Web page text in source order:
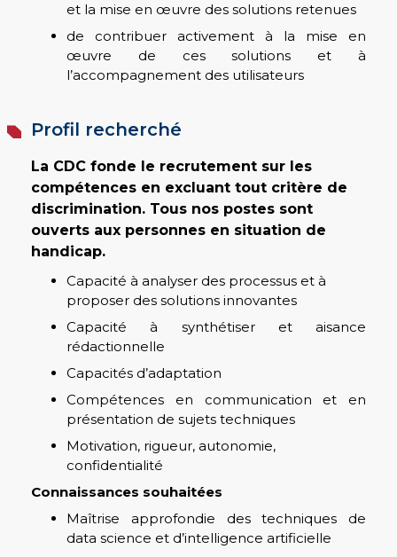
et la mise en œuvre des solutions retenues
de contribuer activement à la mise en
œuvre de ces solutions et à
l’accompagnement des utilisateurs
Profil recherché
La CDC fonde le recrutement sur les
compétences en excluant tout critère de
discrimination. Tous nos postes sont
ouverts aux personnes en situation de
handicap.
Capacité à analyser des processus et à
proposer des solutions innovantes
Capacité à synthétiser et aisance
rédactionnelle
Capacités d’adaptation
Compétences en communication et en
présentation de sujets techniques
Motivation, rigueur, autonomie,
confidentialité
Connaissances souhaitées
Maîtrise approfondie des techniques de
data science et d’intelligence artificielle